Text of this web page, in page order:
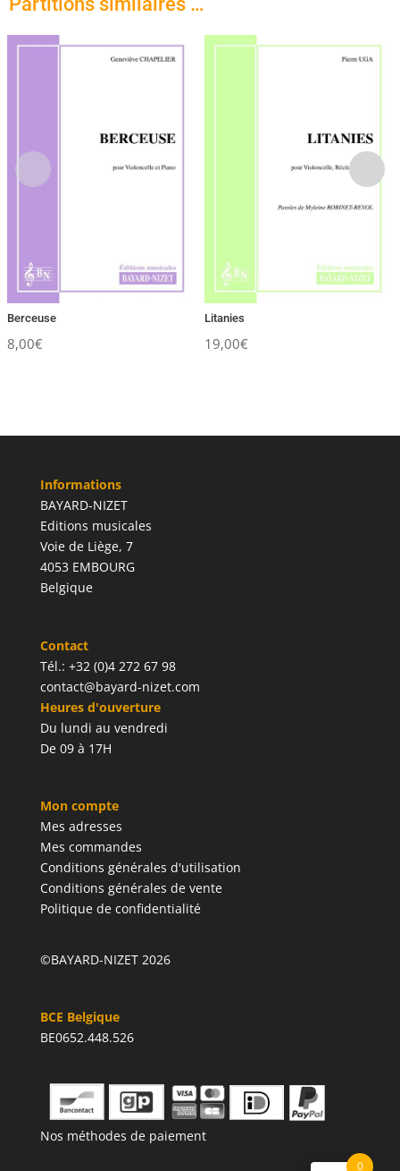
Berceuse
8,00€
Litanies
19,00€
Informations
BAYARD-NIZET
Editions musicales
Voie de Liège, 7
4053 EMBOURG
Belgique
Contact
Tél.: +32 (0)4 272 67 98
contact@bayard-nizet.com
Heures d'ouverture
Du lundi au vendredi
De 09 à 17H
Mon compte
Mes adresses
Mes commandes
Conditions générales d'utilisation
Conditions générales de vente
Politique de confidentialité
©BAYARD-NIZET 2026
BCE Belgique
BE0652.448.526
Nos méthodes de paiement
0